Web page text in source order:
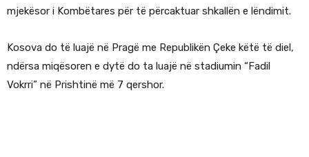
mjekësor i Kombëtares për të përcaktuar shkallën e lëndimit.
Kosova do të luajë në Pragë me Republikën Çeke këtë të diel,
ndërsa miqësoren e dytë do ta luajë në stadiumin “Fadil
Vokrri” në Prishtinë më 7 qershor.